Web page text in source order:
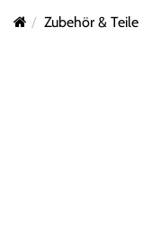
Zubehör & Teile